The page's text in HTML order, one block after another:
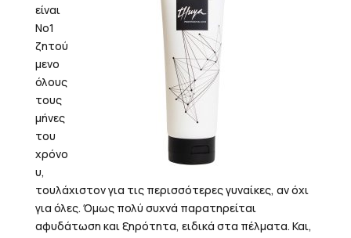
είναι
Νο1
ζητού
μενο
όλους
τους
μήνες
του
χρόνο
υ,
τουλάχιστον για τις περισσότερες γυναίκες, αν όχι
για όλες. Όμως πολύ συχνά παρατηρείται
αφυδάτωση και ξηρότητα, ειδικά στα πέλματα. Και,